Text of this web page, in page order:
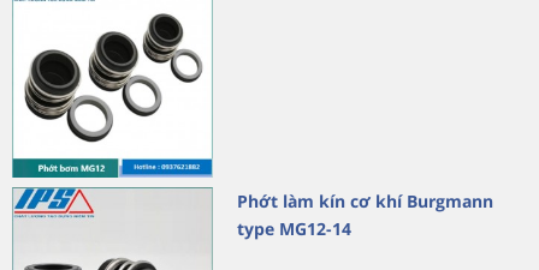
Phớt làm kín cơ khí Burgmann
type MG12-14